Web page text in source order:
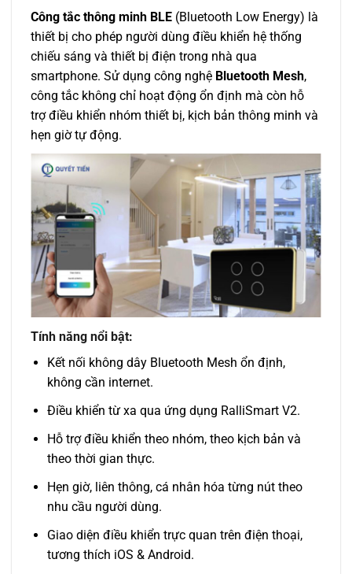
Công tắc thông minh BLE (Bluetooth Low Energy) là
thiết bị cho phép người dùng điều khiển hệ thống
chiếu sáng và thiết bị điện trong nhà qua
smartphone. Sử dụng công nghệ Bluetooth Mesh,
công tắc không chỉ hoạt động ổn định mà còn hỗ
trợ điều khiển nhóm thiết bị, kịch bản thông minh và
hẹn giờ tự động.
Tính năng nổi bật:
Kết nối không dây Bluetooth Mesh ổn định,
không cần internet.
Điều khiển từ xa qua ứng dụng RalliSmart V2.
Hỗ trợ điều khiển theo nhóm, theo kịch bản và
theo thời gian thực.
Hẹn giờ, liên thông, cá nhân hóa từng nút theo
nhu cầu người dùng.
Giao diện điều khiển trực quan trên điện thoại,
tương thích iOS & Android.